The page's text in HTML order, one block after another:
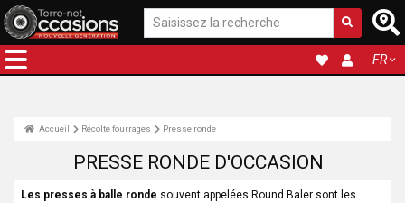
FR
Accueil Récolte fourrages Presse ronde
PRESSE RONDE D'OCCASION
Les presses à balle ronde souvent appelées Round Baler sont les